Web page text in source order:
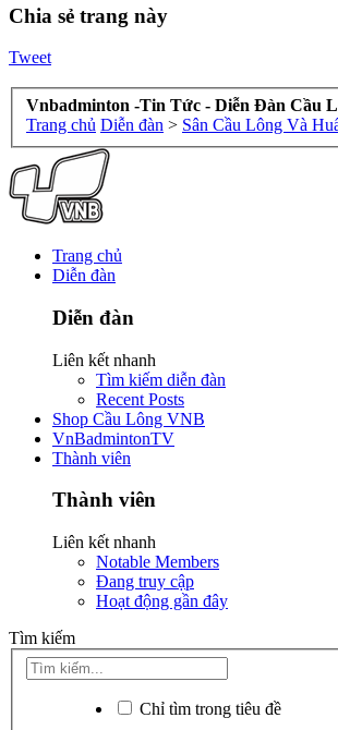
Chia sẻ trang này
Tweet
Vnbadminton -Tin Tức - Diễn Đàn Cầu
Trang chủ Diễn đàn > Sân Cầu Lông Và
Trang chủ
Diễn đàn
Diễn đàn
Liên kết nhanh
Tìm kiếm diễn đàn
Recent Posts
Shop Cầu Lông VNB
VnBadmintonTV
Thành viên
Thành viên
Liên kết nhanh
Notable Members
Đang truy cập
Hoạt động gần đây
Tìm kiếm
Chỉ tìm trong tiêu đề